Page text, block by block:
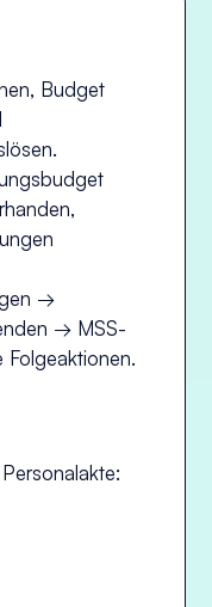
Budget
→
→ MSS-